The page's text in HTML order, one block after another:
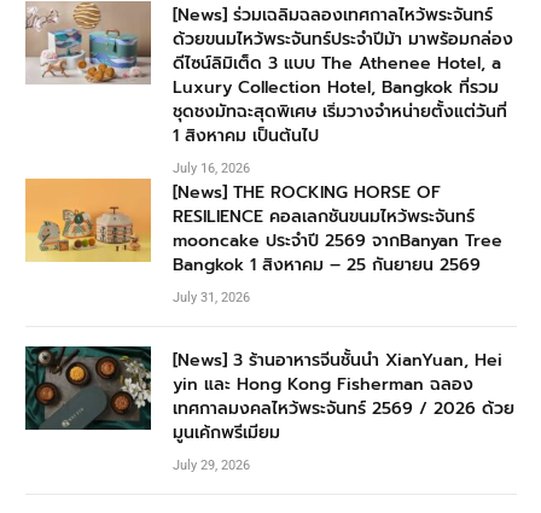
[News] ร่วมเฉลิมฉลองเทศกาลไหว้พระจันทร์
ด้วยขนมไหว้พระจันทร์ประจำปีม้า มาพร้อมกล่อง
ดีไซน์ลิมิเต็ด 3 แบบ The Athenee Hotel, a
Luxury Collection Hotel, Bangkok ที่รวม
ชุดชงมัทฉะสุดพิเศษ เริ่มวางจำหน่ายตั้งแต่วันที่
1 สิงหาคม เป็นต้นไป
July 16, 2026
[News] THE ROCKING HORSE OF
RESILIENCE คอลเลกชันขนมไหว้พระจันทร์
mooncake ประจำปี 2569 จากBanyan Tree
Bangkok 1 สิงหาคม – 25 กันยายน 2569
July 31, 2026
[News] 3 ร้านอาหารจีนชั้นนำ XianYuan, Hei
yin และ Hong Kong Fisherman ฉลอง
เทศกาลมงคลไหว้พระจันทร์ 2569 / 2026 ด้วย
มูนเค้กพรีเมียม
July 29, 2026